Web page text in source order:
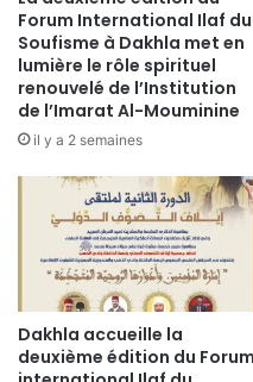
Forum International Ilaf du
Soufisme à Dakhla met en
lumière le rôle spirituel
renouvelé de l’Institution
de l’Imarat Al-Mouminine
il y a 2 semaines
Dakhla accueille la
deuxième édition du Forum